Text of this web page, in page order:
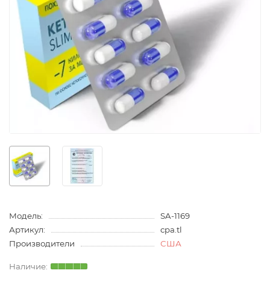
Модель:
SA-1169
Артикул:
cpa.tl
Производители
США